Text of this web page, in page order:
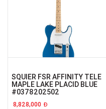
SQUIER FSR AFFINITY TELE
MAPLE LAKE PLACID BLUE
#0378202502
8,828,000 Đ